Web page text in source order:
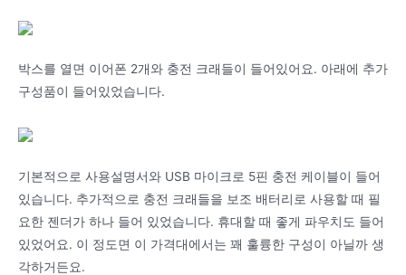
박스를 열면 이어폰 2개와 충전 크래들이 들어있어요. 아래에 추가
구성품이 들어있었습니다.
기본적으로 사용설명서와 USB 마이크로 5핀 충전 케이블이 들어
있습니다. 추가적으로 충전 크래들을 보조 배터리로 사용할 때 필
요한 젠더가 하나 들어 있었습니다. 휴대할 때 좋게 파우치도 들어
있었어요. 이 정도면 이 가격대에서는 꽤 훌륭한 구성이 아닐까 생
각하거든요.